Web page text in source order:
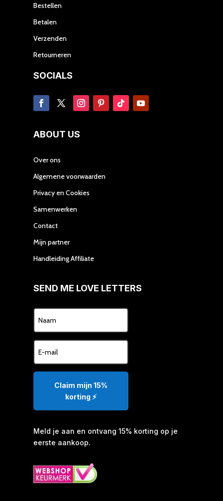
Bestellen
Betalen
Verzenden
Retourneren
SOCIALS
ABOUT US
Over ons
Algemene voorwaarden
Privacy en Cookies
Samenwerken
Contact
Mijn partner
Handleiding Affiliate
SEND ME LOVE LETTERS
Claim mijn 15%
korting ⚡️
Meld je aan en ontvang 15% korting op je
eerste aankoop.